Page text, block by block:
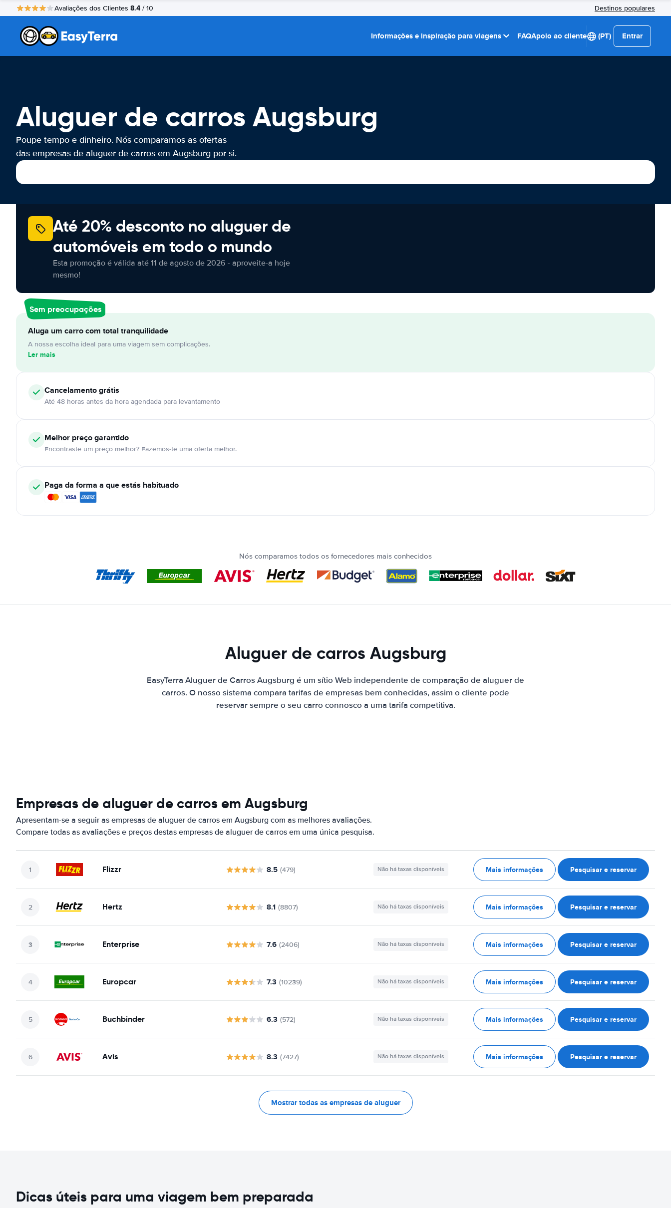
Avaliações dos Clientes 8.4 / 10 Destinos populares
Informações e inspiração para viagens FAQApoio ao cliente (PT) Entrar
Aluguer de carros Augsburg
Poupe tempo e dinheiro. Nós comparamos as ofertas
das empresas de aluguer de carros em Augsburg por si.
Até 20% desconto no aluguer de
automóveis em todo o mundo
Esta promoção é válida até 11 de agosto de 2026 - aproveite-a hoje
mesmo!
Sem preocupações
Aluga um carro com total tranquilidade
A nossa escolha ideal para uma viagem sem complicações.
Ler mais
Cancelamentográtis
Até 48 horas antes da hora agendada para levantamento
Melhor preço garantido
Encontraste um preço melhor? Fazemos-te uma oferta melhor.
Paga da forma a que estás habituado
Nós comparamos todos os fornecedores mais conhecidos
Aluguer de carros Augsburg
EasyTerra Aluguer de Carros Augsburg é um sítio Web independente de comparação de aluguer de
carros. O nosso sistema compara tarifas de empresas bem conhecidas, assim o cliente pode
reservar sempre o seu carro connosco a uma tarifa competitiva.
Empresas de aluguer de carros em Augsburg
Apresentam-se a seguir as empresas de aluguer de carros em Augsburg com as melhores avaliações.
Compare todas as avaliações e preços destas empresas de aluguer de carros em uma única pesquisa.
Flizzr 8.5 (479) Não há taxas disponíveis Mais informações Pesquisar e reservar
Hertz 8.1 (8807) Não há taxas disponíveis Mais informações Pesquisar e reservar
Enterprise 7.6 (2406) Não há taxas disponíveis Mais informações Pesquisar e reservar
Europcar 7.3 (10239) Não há taxas disponíveis Mais informações Pesquisar e reservar
Buchbinder 6.3 (572) Não há taxas disponíveis Mais informações Pesquisar e reservar
Avis 8.3 (7427) Não há taxas disponíveis Mais informações Pesquisar e reservar
Mostrar todas as empresas de aluguer
Dicas úteis para uma viagem bem preparada